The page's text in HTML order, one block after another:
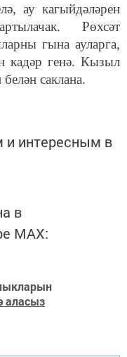
ау кагыйдәләрен
Рөхсәт
гына ауларга,
кадәр генә. Кызыл
саклана.
интересным в
в
MАХ:
аласыз